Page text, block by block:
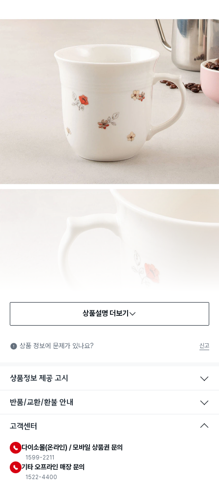
식품용 기구: 식품위생법에서 정한 규격에 따라 제조되어 식품 또
는 식품첨가물에 사용할 수 있는 식품용기구라는 표시입니다.
상품설명 더보기
상품 정보에 문제가 있나요? 신고
상품정보 제공 고시
반품/교환/환불 안내
고객센터
다이소몰(온라인) / 모바일 상품권 문의
1599-2211
기타 오프라인 매장 문의
1522-4400